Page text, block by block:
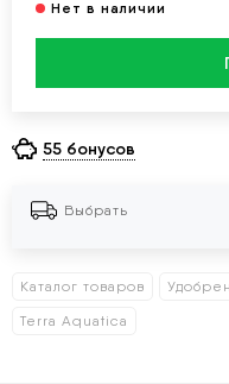
55 бонусов
Выбрать
Каталог товаров
Terra Aquatica